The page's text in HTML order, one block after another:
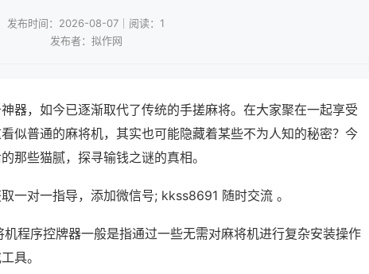
发布时间：2026-08-07｜阅读：1
发布者：拟作网
器，如今已逐渐取代了传统的手搓麻将。在大家聚在一起享受
似普通的麻将机，其实也可能隐藏着某些不为人知的秘密？今
那些猫腻，探寻输钱之谜的真相。
一对一指导，添加微信号; kkss8691 随时交流 。
程序控牌器一般是指通过一些无需对麻将机进行复杂安装操作
具。